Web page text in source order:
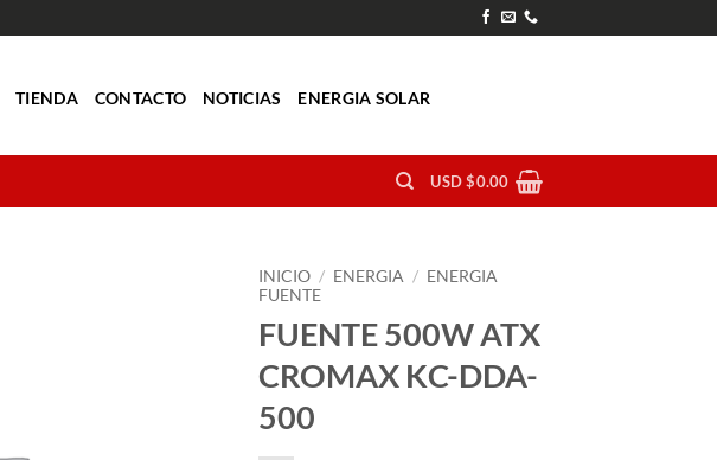
TIENDA CONTACTO NOTICIAS ENERGIA SOLAR
USD $0.00
INICIO / ENERGIA / ENERGIA
FUENTE
FUENTE 500W ATX
CROMAX KC-DDA-
500